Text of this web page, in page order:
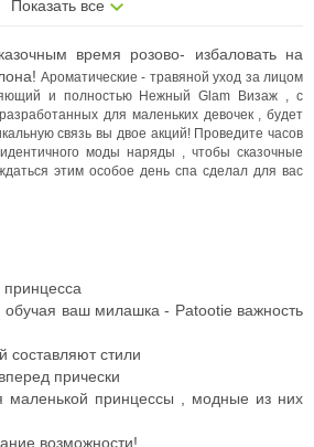
Показать все
время розово- избаловать на
Ароматические - травяной уход за лицом
и полностью Нежный Glam Визаж , с
для маленьких девочек , будет
связь вы двое акций! Проведите часов
моды наряды , чтобы сказочные
этим особое день спа сделал для вас
ваш милашка - Patootie важность
составляют стили
прически
маленькой принцессы , модные из них
возможности!